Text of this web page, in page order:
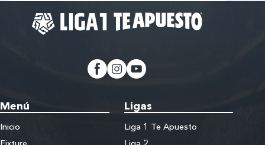
Menú
Inicio
Ligas
Liga 1 Te Apuesto